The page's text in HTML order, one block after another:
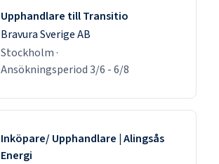
Upphandlare till Transitio
Bravura Sverige AB
Stockholm ·
Ansökningsperiod3/6 -6/8
Inköpare/ Upphandlare | Alingsås
Energi